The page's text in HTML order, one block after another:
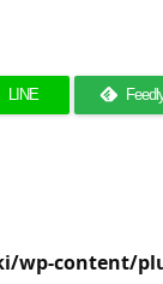
LINE
wp-content/